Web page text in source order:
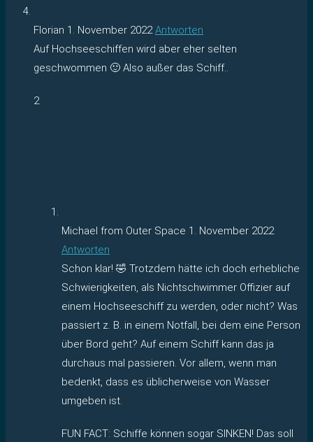
Florian 1. November 2022 Antworten
Auf Hochseeschiffen wird aber eher selten
geschwommen 🙂 Also außer das Schiff..
2
Michael from Outer Space 1. November 2022
Antworten
Schon klar! 🤣 Trotzdem hätte ich doch erhebliche
Schwierigkeiten, als Nichtschwimmer Offizier auf
einem Hochseeschiff zu werden, oder nicht? Was
passiert z. B. in einem Notfall, bei dem eine Person
über Bord geht? Auf einem Schiff kann das ja
durchaus mal passieren. Vor allem, wenn man
bedenkt, dass es üblicherweise von Wasser
umgeben ist.
FUN FACT: Schiffe können sogar SINKEN! Das soll